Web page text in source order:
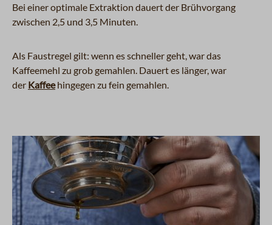
Bei einer optimale Extraktion dauert der Brühvorgang
zwischen 2,5 und 3,5 Minuten.
Als Faustregel gilt: wenn es schneller geht, war das
Kaffeemehl zu grob gemahlen. Dauert es länger, war
der Kaffeehingegen zu fein gemahlen.